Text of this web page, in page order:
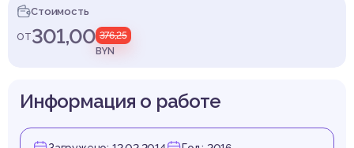
Стоимость
от301,00 376,25
BYN
Информация о работе